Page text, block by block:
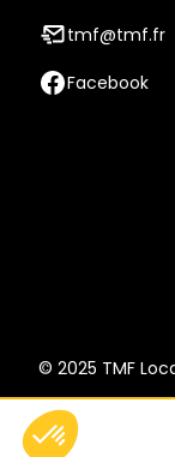
tmf@tmf.fr
Facebook
© 2025 TMF
Axeptio consent
Plateforme de
Notre plateforme